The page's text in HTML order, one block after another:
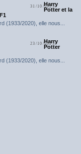
31/10/2023
Harry
Potter et la
(1933/2020), elle nous...
23/10/2023
Harry
Potter
(1933/2020), elle nous...